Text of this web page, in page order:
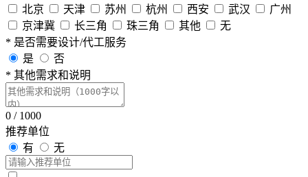
北京
天津 苏州 杭州 西安 武汉
广州
京津冀
长三角 珠三角 其他
无
* 是否需要设计/代工服务
是
否
* 其他需求和说明
0 / 1000
推荐单位
有
无